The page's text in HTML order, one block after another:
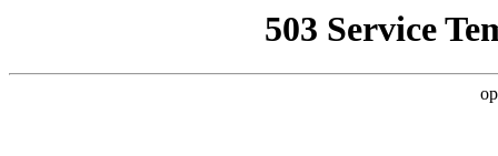
503 Service